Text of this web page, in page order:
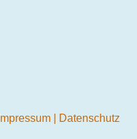
Impressum Datenschutz